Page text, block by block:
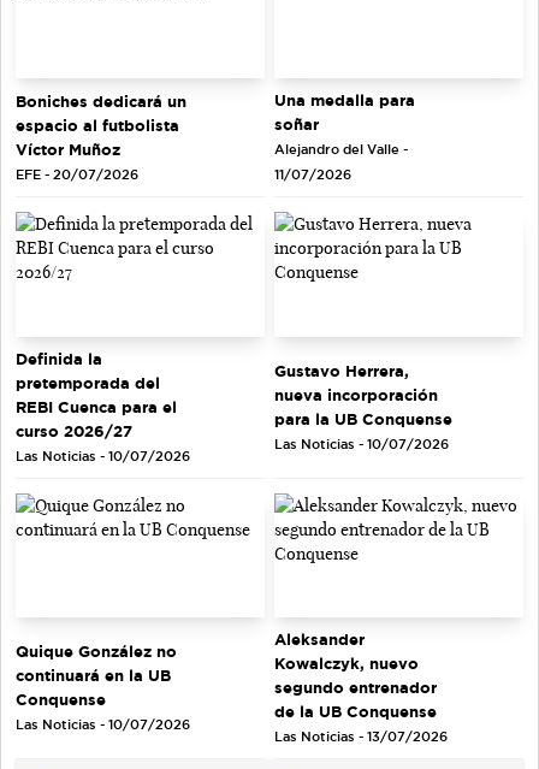
Boniches dedicará un
espacio al futbolista
Víctor Muñoz
EFE - 20/07/2026
Una medalla para
soñar
Alejandro del Valle -
11/07/2026
Definida la
pretemporada del
REBI Cuenca para el
curso 2026/27
Las Noticias - 10/07/2026
Gustavo Herrera,
nueva incorporación
para la UB Conquense
Las Noticias - 10/07/2026
Quique González no
continuará en la UB
Conquense
Las Noticias - 10/07/2026
Aleksander
Kowalczyk, nuevo
segundo entrenador
de la UB Conquense
Las Noticias - 13/07/2026